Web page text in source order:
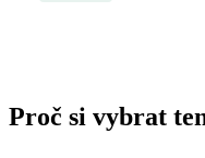
Proč si vybrat